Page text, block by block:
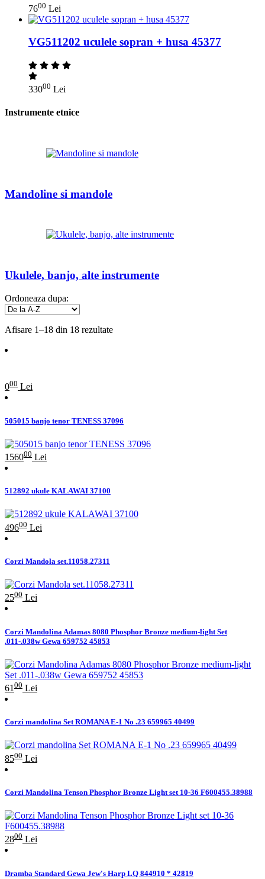
7600 Lei
VG511202 uculele sopran + husa 45377
33000 Lei
Instrumente etnice
Mandoline si mandole
Ukulele, banjo, alte instrumente
Ordoneaza dupa:
Afisare 1–18 din 18 rezultate
000 Lei
505015 banjo tenor TENESS 37096
156000 Lei
512892 ukule KALAWAI 37100
49600 Lei
Corzi Mandola set.11058.27311
2500 Lei
Corzi Mandolina Adamas 8080 Phosphor Bronze medium-light Set
.011-.038w Gewa 659752 45853
61 00 Lei
Corzi mandolina Set ROMANA E-1 No .23 659965 40499
8500 Lei
Corzi Mandolina Tenson Phosphor Bronze Light set 10-36 F600455.38988
2800 Lei
Dramba Standard Gewa Jew's Harp LQ 844910 * 42819